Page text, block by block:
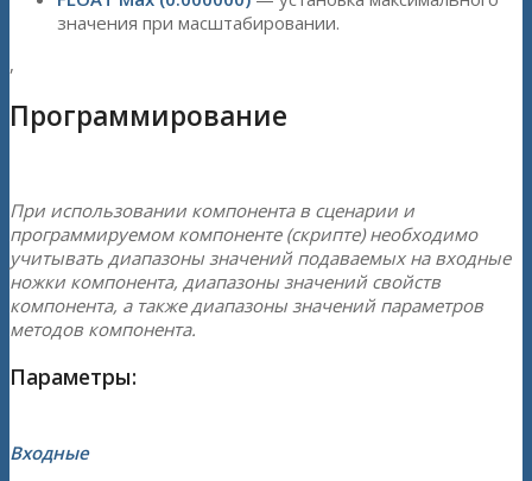
значения при масштабировании.
,
Программирование
При использовании компонента в сценарии и
программируемом компоненте (скрипте) необходимо
учитывать диапазоны значений подаваемых на входные
ножки компонента, диапазоны значений свойств
компонента, а также диапазоны значений параметров
методов компонента.
Параметры:
Входные